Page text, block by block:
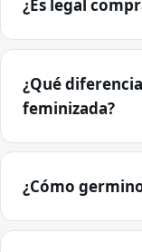
¿Es legal
¿Qué
feminizada?
¿Cómo